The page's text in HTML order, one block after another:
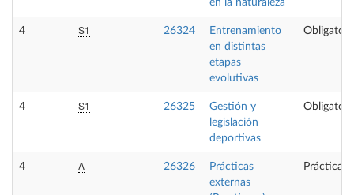
en la naturaleza
4 S1 26324
Entrenamiento
en distintas
etapas
evolutivas
4 S1 26325
Gestión y
legislación
deportivas
4 A 26326
Prácticas
externas
Prácticas